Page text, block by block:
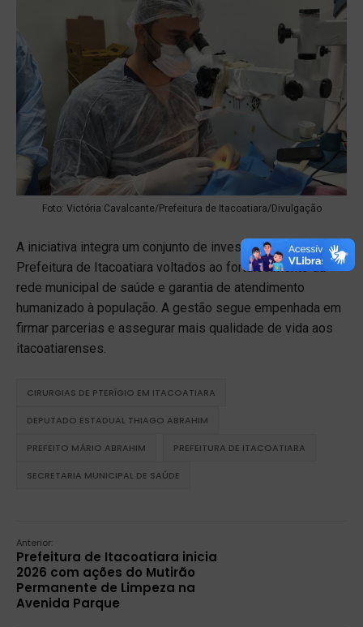
Foto: Victória Cavalcante/Prefeitura de Itacoatiara/Divulgação
A iniciativa integra um conjunto de investimentos da
Prefeitura de Itacoatiara voltados ao fortalecimento da
rede municipal de saúde e garantia de atendimento
humanizado à população. A gestão segue empenhada em
firmar parcerias e assegurar mais qualidade de vida aos
itacoatiarenses.
CIRURGIAS DE PTERÍGIO EM ITACOATIARA
DEPUTADO ESTADUAL THIAGO ABRAHIM
PREFEITO MÁRIO ABRAHIM PREFEITURA DE ITACOATIARA
SECRETARIA MUNICIPAL DE SAÚDE
Anterior:
Prefeitura de Itacoatiara inicia
2026 com ações do Mutirão
Permanente de Limpeza na
Avenida Parque